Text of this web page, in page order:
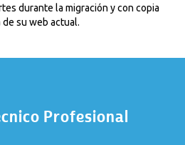
durante la migración y con copia
de su web actual.
Profesional